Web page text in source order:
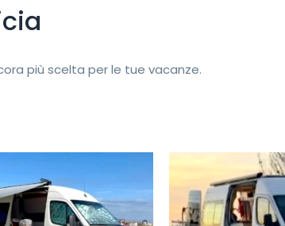
più scelta per le tue vacanze.